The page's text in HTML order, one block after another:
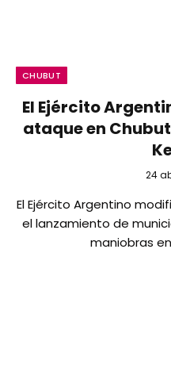
CHUBUT
El Ejército
ataque en
24
El Ejército Argentino
el lanzamiento de
maniobras